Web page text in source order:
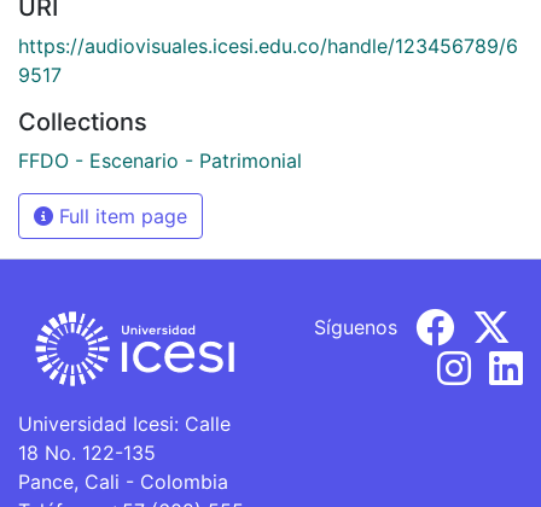
URI
https://audiovisuales.icesi.edu.co/handle/123456789/6
9517
Collections
FFDO - Escenario - Patrimonial
Full item page
Universidad Icesi: Calle
18 No. 122-135
Pance, Cali - Colombia
Síguenos